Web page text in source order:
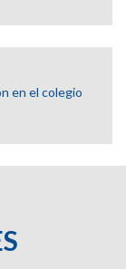
en el colegio